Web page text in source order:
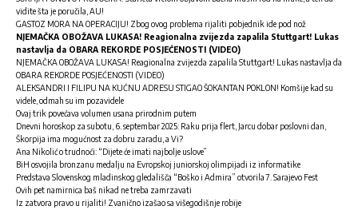
vidite šta je poručila, AU!
GASTOZ MORA NA OPERACIJU! Zbog ovog problema rijaliti pobjednik ide pod nož
NJEMAČKA OBOŽAVA LUKASA! Reagionalna zvijezda zapalila Stuttgart! Lukas
nastavlja da OBARA REKORDE POSJEĆENOSTI (VIDEO)
NJEMAČKA OBOŽAVA LUKASA! Reagionalna zvijezda zapalila Stuttgart! Lukas nastavlja da
OBARA REKORDE POSJEĆENOSTI (VIDEO)
ALEKSANDRI I FILIPU NA KUĆNU ADRESU STIGAO ŠOKANTAN POKLON! Komšije kad su
videle, odmah su im pozavidele
Ovaj trik povećava volumen usana prirodnim putem
Dnevni horoskop za subotu, 6. septembar 2025: Raku prija flert, Jarcu dobar poslovni dan,
Škorpija ima mogućnost za dobru zaradu, a Vi?
Ana Nikolić o trudnoći: “Dijete će imati najbolje uslove”
BiH osvojila bronzanu medalju na Evropskoj juniorskoj olimpijadi iz informatike
Predstava Slovenskog mladinskog gledališča “Boško i Admira” otvorila 7. Sarajevo Fest
Ovih pet namirnica baš nikad ne treba zamrzavati
Iz zatvora pravo u rijaliti! Zvanično izašao sa višegodišnje robije